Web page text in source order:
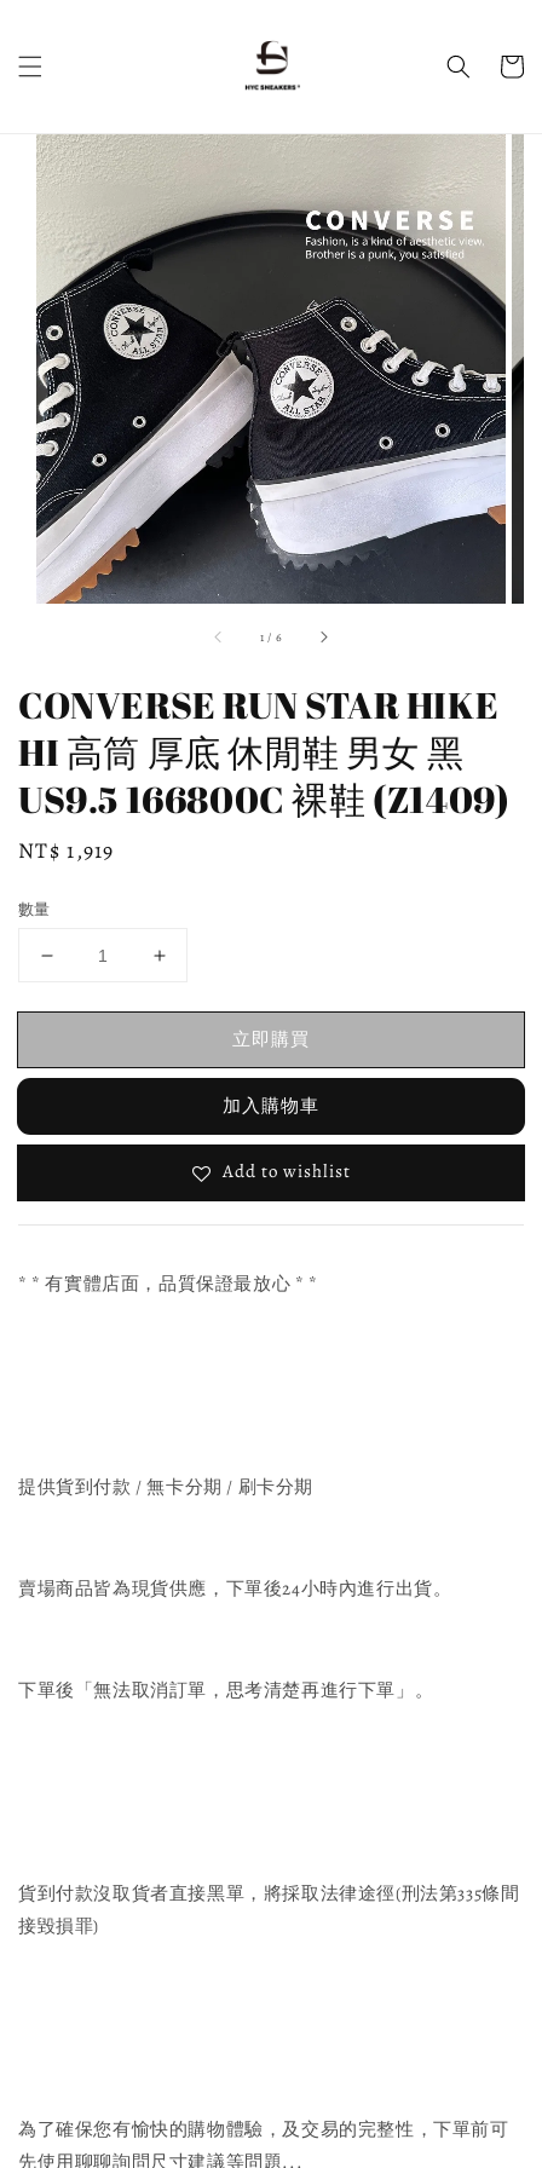
1 / 6
CONVERSE RUN STAR HIKE
HI 高筒 厚底 休閒鞋 男女 黑
US9.5 166800C 裸鞋 (Z1409)
Regular
NT$ 1,919
數量
立即購買
加入購物車
Add to wishlist
* * 有實體店面，品質保證最放心 * *
提供貨到付款 / 無卡分期 / 刷卡分期
賣場商品皆為現貨供應，下單後24小時內進行出貨。
下單後「無法取消訂單，思考清楚再進行下單」。
貨到付款沒取貨者直接黑單，將採取法律途徑(刑法第335條間
接毀損罪)
為了確保您有愉快的購物體驗，及交易的完整性，下單前可
先使用聊聊詢問尺寸建議等問題...